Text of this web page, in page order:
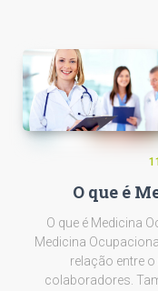
O que é
O que é Medicina
Medicina
relação entre
colaboradores.